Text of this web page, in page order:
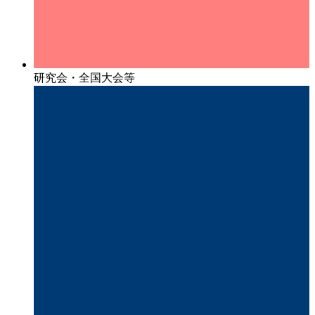
研究会・全国大会等